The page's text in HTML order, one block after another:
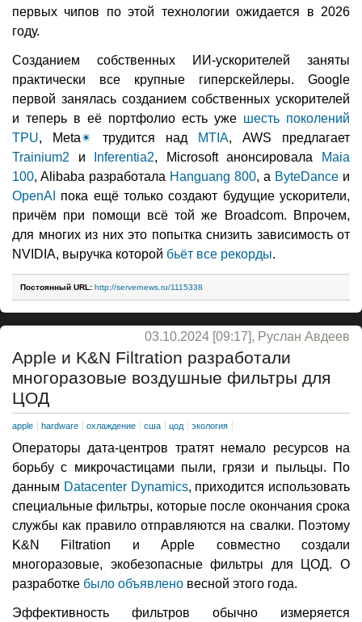
первых чипов по этой технологии ожидается в 2026
году.
Созданием собственных ИИ-ускорителей заняты
практически все крупные гиперскейлеры. Google
первой занялась созданием собственных ускорителей
и теперь в её портфолио есть уже шесть поколений
TPU, Meta✴ трудится над MTIA, AWS предлагает
Trainium2 и Inferentia2, Microsoft анонсировала
Maia
100, Alibaba разработала Hanguang 800, а ByteDance и
OpenAI
пока ещё только создают будущие ускорители,
причём при помощи всё той же Broadcom. Впрочем,
для многих из них это попытка снизить зависимость от
NVIDIA, выручка которой бьёт все рекорды.
Постоянный URL: http://servernews.ru/1115338
03.10.2024 [09:17], Руслан Авдеев
Apple и K&N Filtration разработали
многоразовые воздушные фильтры для
ЦОД
apple hardware охлаждение сша цод экология
Операторы дата-центров тратят немало ресурсов на
борьбу с микрочастицами пыли, грязи и пыльцы. По
данным Datacenter Dynamics, приходится использовать
специальные фильтры, которые после окончания срока
службы как правило отправляются на свалки. Поэтому
K&N Filtration и Apple совместно создали
многоразовые, экобезопасные фильтры для ЦОД. О
разработке было объявлено весной этого года.
Эффективность фильтров обычно измеряется